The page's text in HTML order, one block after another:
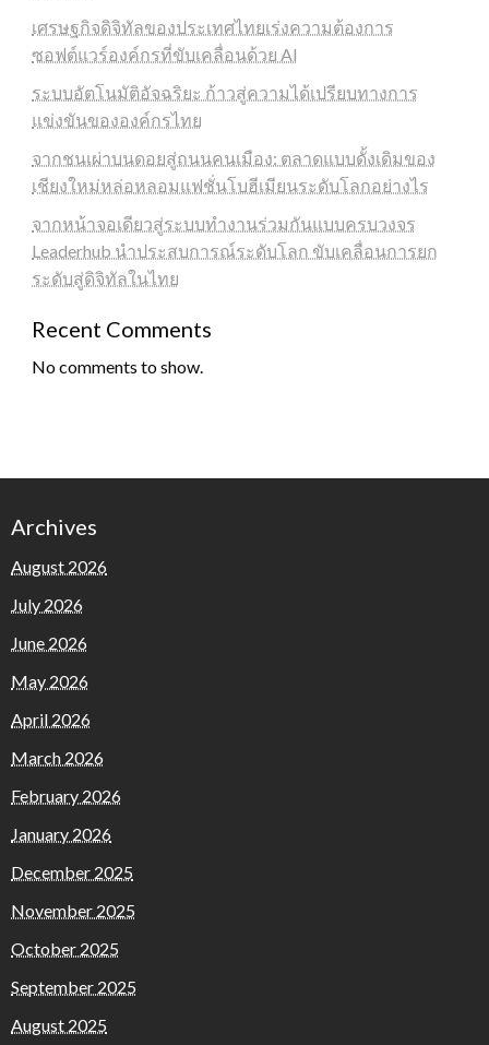
เศรษฐกิจดิจิทัลของประเทศไทยเร่งความต้องการ
ซอฟต์แวร์องค์กรที่ขับเคลื่อนด้วย AI
ระบบอัตโนมัติอัจฉริยะ ก้าวสู่ความได้เปรียบทางการ
แข่งขันขององค์กรไทย
จากชนเผ่าบนดอยสู่ถนนคนเมือง: ตลาดแบบดั้งเดิมของ
เชียงใหม่หล่อหลอมแฟชั่นโบฮีเมียนระดับโลกอย่างไร
จากหน้าจอเดียวสู่ระบบทำงานร่วมกันแบบครบวงจร
Leaderhub นำประสบการณ์ระดับโลก ขับเคลื่อนการยก
ระดับสู่ดิจิทัลในไทย
Recent Comments
No comments to show.
Archives
August 2026
July 2026
June 2026
May 2026
April 2026
March 2026
February 2026
January 2026
December 2025
November 2025
October 2025
September 2025
August 2025